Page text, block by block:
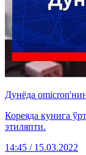
Дунёда
Кореяда кунига
этиляпти.
14:45 / 15.03.2022